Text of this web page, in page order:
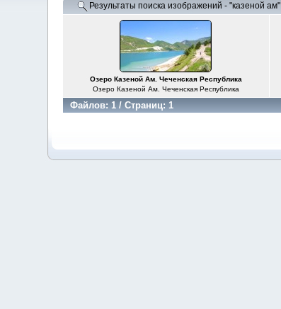
Результаты поиска изображений - "казеной ам"
Озеро Казеной Ам. Чеченская Республика
Озеро Казеной Ам. Чеченская Республика
Файлов: 1 / Страниц: 1